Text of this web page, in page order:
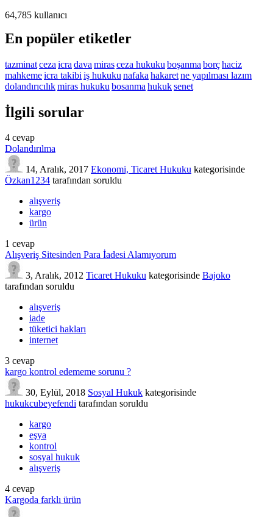
64,785 kullanıcı
En popüler etiketler
tazminatceza icra dava mirasceza hukuku boşanma borçhaciz
mahkemeicra takibi iş hukuku nafaka hakaretne yapılması lazım
dolandırıcılıkmiras hukuku bosanma hukuksenet
İlgili sorular
4 cevap
Dolandırılma
14, Aralık, 2017 Ekonomi, Ticaret Hukuku kategorisinde
Özkan1234 tarafından soruldu
alışveriş
kargo
ürün
1 cevap
Alışveriş Sitesinden Para İadesi Alamıyorum
3, Aralık, 2012 Ticaret Hukuku kategorisinde Bajoko
tarafından soruldu
alışveriş
iade
tüketici hakları
internet
3 cevap
kargo kontrol edememe sorunu ?
30, Eylül, 2018 Sosyal Hukuk kategorisinde
hukukcubeyefendi tarafından soruldu
kargo
eşya
kontrol
sosyal hukuk
alışveriş
4 cevap
Kargoda farklı ürün